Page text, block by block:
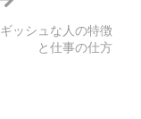
ッシュな人の特徴
と仕事の仕方